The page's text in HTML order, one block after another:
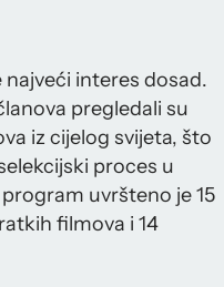
najveći interes dosad.
pregledali su
iz cijelog svijeta, što
proces u
uvršteno je 15
filmova i 14